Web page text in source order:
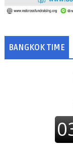
BANGKOK TIME